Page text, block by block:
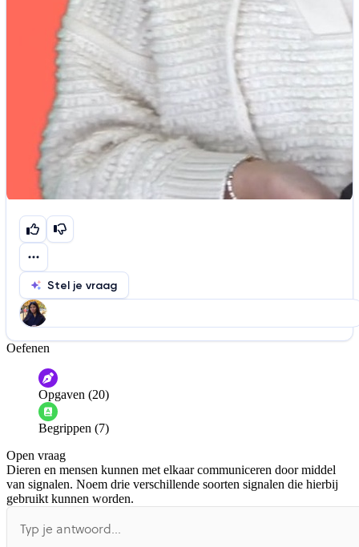
Stel je vraag
Help ons de video te verbeteren
De audio is slecht
Informatie is onjuist
De docent is te langdradig
De uitleg gaat te langzaam
Afspelen werkte niet
Iets anders
Oefenen
Opgaven (20)
Begrippen (7)
Open vraag
Dieren en mensen kunnen met elkaar communiceren door middel
van signalen. Noem drie verschillende soorten signalen die hierbij
gebruikt kunnen worden.